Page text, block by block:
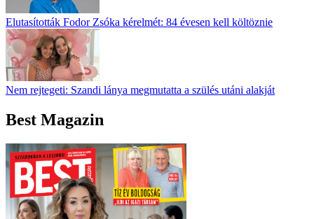
Elutasították Fodor Zsóka kérelmét: 84 évesen kell költöznie
Nem rejtegeti: Szandi lánya megmutatta a szülés utáni alakját
Best Magazin